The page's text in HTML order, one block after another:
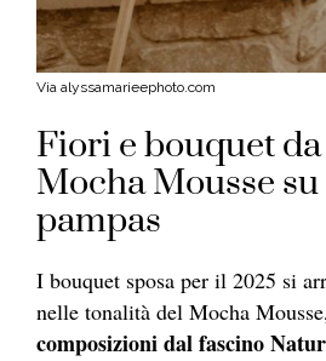
Via alyssamarieephoto.com
Fiori e bouquet
Mocha Mousse su
pampas
I bouquet sposa per il 2025 si
nelle tonalità del Mocha
composizioni dal fascino